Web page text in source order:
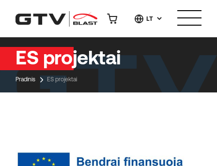
LT
ES projektai
Pradinis ES projektai